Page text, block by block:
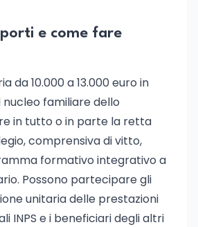
e come fare
da 10.000 a 13.000 euro in
nucleo familiare dello
in tutto o in parte la retta
comprensiva di vitto,
formativo integrativo a
Possono partecipare gli
unitaria delle prestazioni
INPS e i beneficiari degli altri